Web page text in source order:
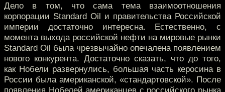
Дело в том, что сама тема взаимоотношения
корпорации Standard Oil и правительства Российской
империи достаточно интересна. Естественно, с
момента выхода российской нефти на мировые рынки
Standard Oil была чрезвычайно опечалена появлением
нового конкурента. Достаточно сказать, что до того,
как Нобели развернулись, большая часть керосина в
России была американской, «стандартовской». После